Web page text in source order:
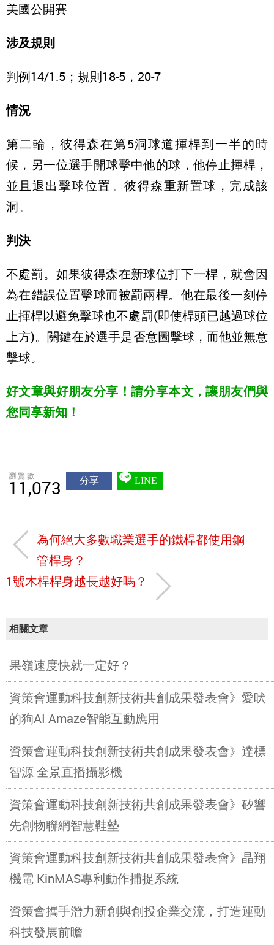
美國公開賽
涉及規則
判例14/1.5；規則18-5，20-7
情況
第二輪，彼得森在第5洞球道揮桿到一半的時
候，另一位選手開球擊中他的球，他停止揮桿，
並且退出擊球位置。彼得森重新置球，完成該
洞。
判決
不處罰。如果彼得森在新球位打下一桿，就會因
為在錯誤位置擊球而被罰兩桿。他在最後一刻停
止揮桿以避免擊球也不處罰(即使桿頭已越過球位
上方)。關鍵在於選手是否意圖擊球，而他並無意
擊球。
好文章與好朋友分享！請分享本文，讓朋友們與
您同享新知！
瀏覽數
11,073 分享 LINE
為何絕大多數職業選手的鐵桿都使用鋼
管桿身？
1號木桿桿身越長越好嗎？
相關文章
果嶺速度快就一定好？
資策會運動科技創新技術共創成果發表會》愛吠
的狗AI Amaze智能互動應用
資策會運動科技創新技術共創成果發表會》達標
智源 全景直播攝影機
資策會運動科技創新技術共創成果發表會》矽響
先創物聯網智慧鞋墊
資策會運動科技創新技術共創成果發表會》晶翔
機電 KinMAS專利動作捕捉系統
資策會攜手潛力新創與創投企業交流，打造運動
科技發展前瞻